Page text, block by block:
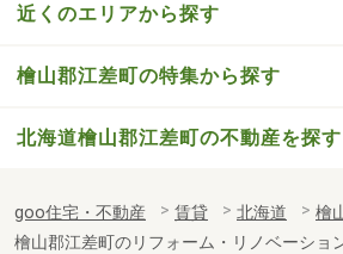
近くのエリアから探す
檜山郡江差町の特集から探す
北海道檜山郡江差町の不動産を探す
goo住宅・不動産 賃貸 北海道
檜
檜山郡江差町のリフォーム・リノベーショ